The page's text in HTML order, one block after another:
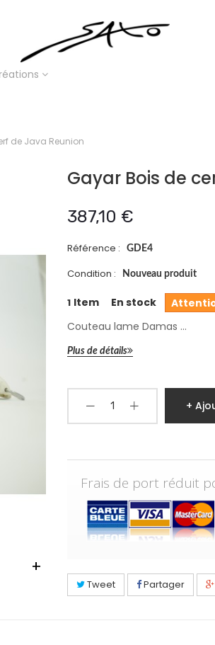
de Java Reunion
+
Gayar Bois de
387,10 €
Référence : GDE4
Condition : Nouveau produit
1 Item En stock
Couteau lame Damas ...
Plus de détails
+
Frais de port réduit
Tweet Partager